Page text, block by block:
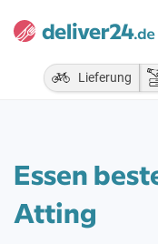
Lieferung
Essen
Atting